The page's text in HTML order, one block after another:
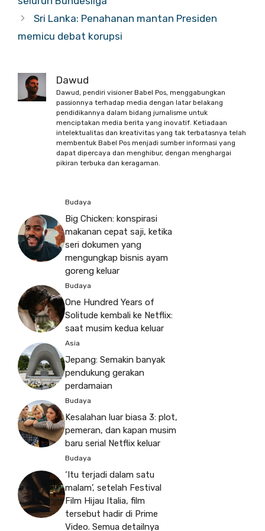
Sri Lanka: Penahanan mantan Presiden
memicu debat korupsi
Dawud
Dawud, pendiri visioner Babel Pos, menggabungkan
passionnya terhadap media dengan latar belakang
pendidikannya dalam bidang jurnalisme untuk
menciptakan media berita yang inovatif. Ketiadaan
intelektualitas dan kreativitas yang tak terbatasnya telah
membentuk Babel Pos menjadi sumber informasi yang
dapat dipercaya dan menghibur, dengan menghargai
pikiran terbuka dan keragaman.
Budaya
Big Chicken: konspirasi
makanan cepat saji, ketika
seri dokumen yang
mengungkap bisnis ayam
goreng keluar
Budaya
One Hundred Years of
Solitude kembali ke Netflix:
saat musim kedua keluar
Asia
Jepang: Semakin banyak
pendukung gerakan
perdamaian
Budaya
Kesalahan luar biasa 3: plot,
pemeran, dan kapan musim
baru serial Netflix keluar
Budaya
‘Itu terjadi dalam satu
malam’, setelah Festival
Film Hijau Italia, film
tersebut hadir di Prime
Video. Semua detailnya